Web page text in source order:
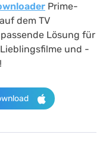
Prime-
dem TV
Lösung für
und -